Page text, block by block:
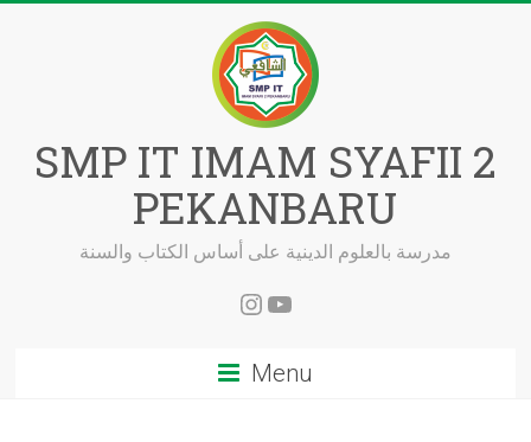
SMP IT IMAM SYAFII 2
PEKANBARU
مدرسة بالعلوم الدينية على أساس الكتاب والسنة
Instagram
YouTube
Menu